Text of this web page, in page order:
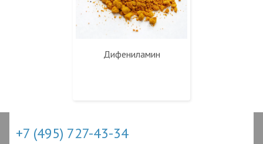
Ди­фени­ламин
+7 (495) 727-43-34